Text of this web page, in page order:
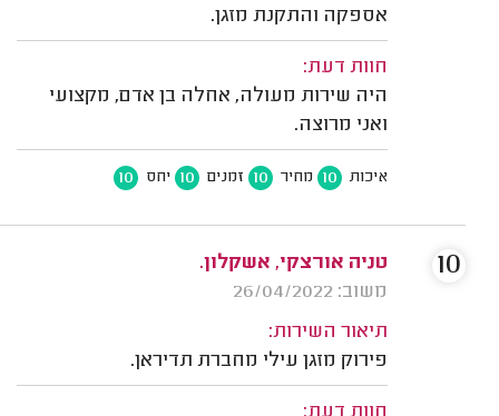
אספקה והתקנת מזגן.
חוות דעת:
היה שירות מעולה, אחלה בן אדם, מקצועי
ואני מרוצה.
איכות 10 מחיר 10 זמנים 10 יחס 10
טניה אורצקי, אשקלון.
משוב: 26/04/2022
תיאור השירות:
פירוק מזגן עילי מחברת תדיראן.
10